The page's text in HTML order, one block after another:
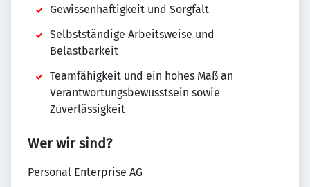
Gewissenhaftigkeit und Sorgfalt
Selbstständige Arbeitsweise und
Belastbarkeit
Teamfähigkeit und ein hohes Maß an
Verantwortungsbewusstsein sowie
Zuverlässigkeit
Wer wir sind?
Personal Enterprise AG